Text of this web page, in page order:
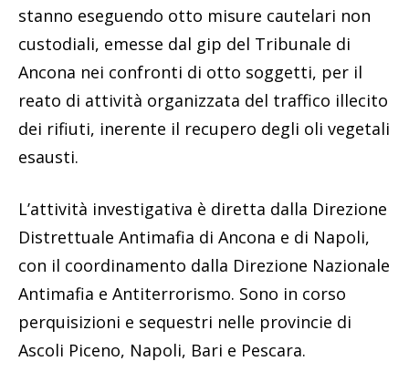
stanno eseguendo otto misure cautelari non
custodiali, emesse dal gip del Tribunale di
Ancona nei confronti di otto soggetti, per il
reato di attività organizzata del traffico illecito
dei rifiuti, inerente il recupero degli oli vegetali
esausti.
L’attività investigativa è diretta dalla Direzione
Distrettuale Antimafia di Ancona e di Napoli,
con il coordinamento dalla Direzione Nazionale
Antimafia e Antiterrorismo. Sono in corso
perquisizioni e sequestri nelle provincie di
Ascoli Piceno, Napoli, Bari e Pescara.